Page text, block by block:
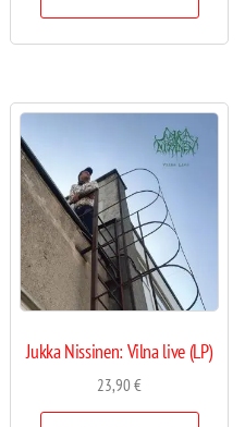
Jukka Nissinen: Vilna live (LP)
23,90€